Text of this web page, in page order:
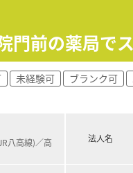
院門前の薬局
未経験可 ブランク可
八高線)／高 法人名